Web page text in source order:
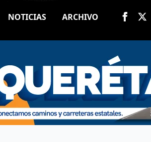
NOTICIAS ARCHIVO